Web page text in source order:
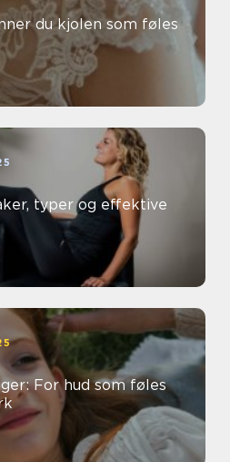
typer og effektive
For hud som føles